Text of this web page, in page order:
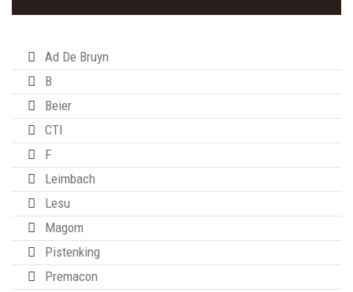
Ad De Bruyn
B
Beier
CTI
F
Leimbach
Lesu
Magom
Pistenking
Premacon